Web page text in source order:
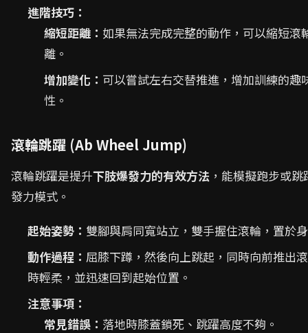
進階技巧：
縮短距離： 如果無法完成完整的動作，可以縮短滾
離。
增加變化： 可以嘗試左右交替推進，增加訓練的趣
性。
滾輪跳躍 (Ab Wheel Jump)
滾輪跳躍是提升下肢爆發力的有效方法 ，能模擬跑步或
發力模式。
起始姿勢： 雙腳與肩同寬站立，雙手握住滾輪，置於
動作過程： 屈膝下蹲，然後向上跳起，同時向前推出
時輕柔，並迅速回到起始位置。
注意事項：
常見錯誤： 落地時膝蓋鎖死、跳躍高度不夠。